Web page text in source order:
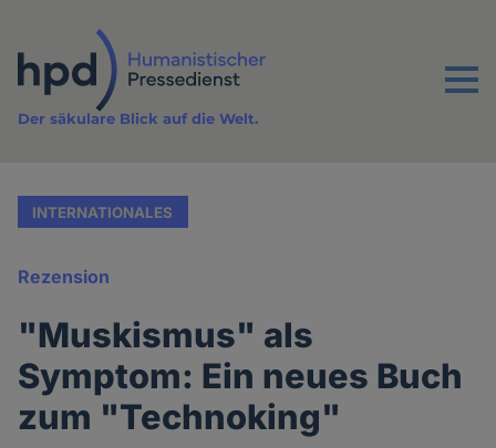
Inhalt
Menu
Der säkulare Blick auf die Welt.
INTERNATIONALES
Rezension
"Muskismus" als
Symptom: Ein neues Buch
zum "Technoking"